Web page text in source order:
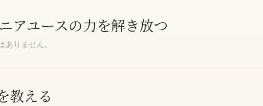
アユースの力を解き放つ
ありません。
教える